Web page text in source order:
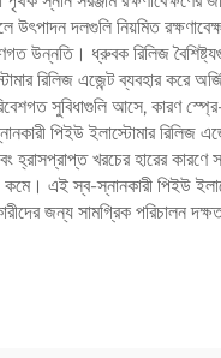
দলগুলি নিয়মিত
উন্নতি। ধ্রুবক রিলিজ
রিলিজ এজেন্ট ব্যবহার করে
সুবিধাগুলি আসে, কারণ
পিইউ ইলাস্টোমার রিলিজ
খরচের হারের কারণে
এই স্ব-স্নানকারী পিইউ
জন্য সামগ্রিক পরিচালন